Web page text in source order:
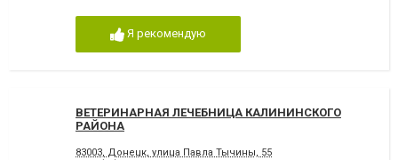
Я рекомендую
ВЕТЕРИНАРНАЯ ЛЕЧЕБНИЦА КАЛИНИНСКОГО
РАЙОНА
83003, Донецк, улица Павла Тычины, 55